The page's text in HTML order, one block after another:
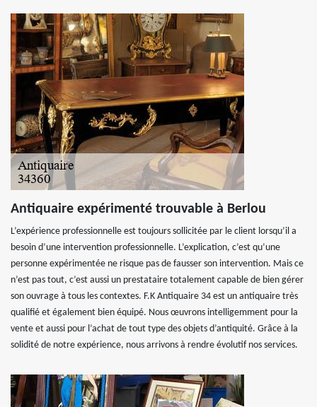
Antiquaire expérimenté trouvable à Berlou
L’expérience professionnelle est toujours sollicitée par le client lorsqu’il a
besoin d’une intervention professionnelle. L’explication, c’est qu’une
personne expérimentée ne risque pas de fausser son intervention. Mais ce
n’est pas tout, c’est aussi un prestataire totalement capable de bien gérer
son ouvrage à tous les contextes. F.K Antiquaire 34 est un antiquaire très
qualifié et également bien équipé. Nous œuvrons intelligemment pour la
vente et aussi pour l’achat de tout type des objets d’antiquité. Grâce à la
solidité de notre expérience, nous arrivons à rendre évolutif nos services.